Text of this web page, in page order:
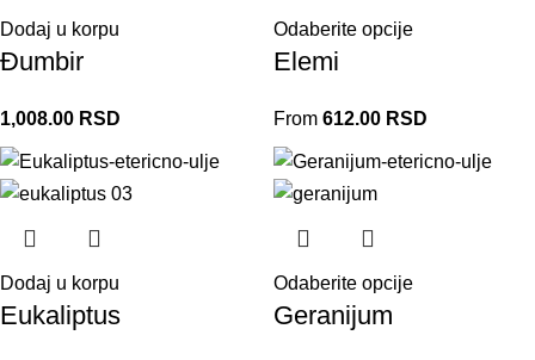
Dodaj u korpu
Đumbir
1,008.00 RSD
Odaberite opcije
Elemi
From 612.00 RSD
Dodaj u korpu
Eukaliptus
Odaberite opcije
Geranijum